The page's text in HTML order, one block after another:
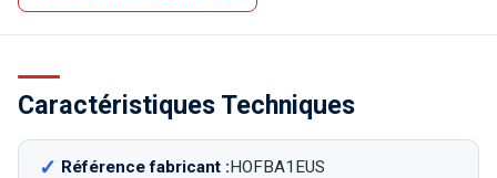
Caractéristiques Techniques
Référence fabricant :HOFBA1EUS